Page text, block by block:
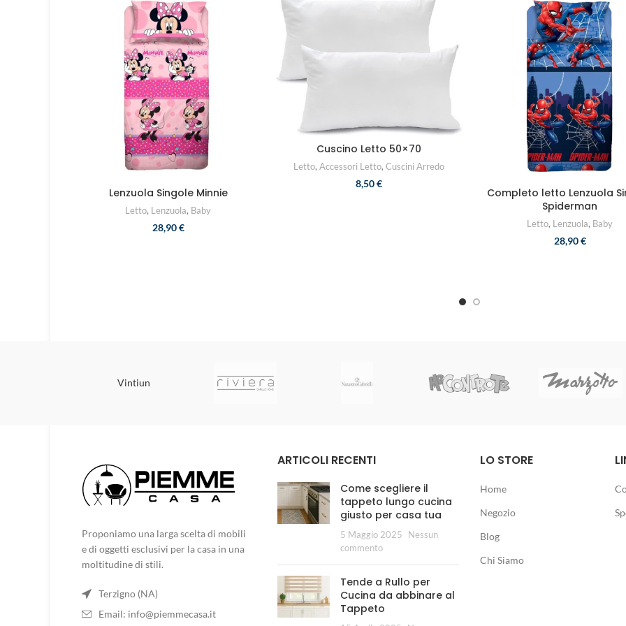
Lenzuola Singole Minnie
Letto, Lenzuola, Baby
28,90€
Cuscino Letto 50×70
Letto,Accessori Letto,Cuscini Arredo
8,50€
Completo letto Lenzuola
Spiderman
Letto, Lenzuola, Baby
28,90€
Vintiun
Proponiamo una larga scelta di mobili
e di oggetti esclusivi per la casa in una
moltitudine di stili.
Terzigno (NA)
Email: info@piemmecasa.it
ARTICOLI RECENTI
Come scegliere il
tappeto lungo cucina
giusto per casa tua
5 Maggio 2025
Nessun
commento
Tende a Rullo per
Cucina da abbinare al
Tappeto
LO STORE
Home
Negozio
Blog
Chi Siamo